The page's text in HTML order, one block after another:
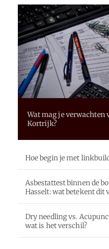
Wat mag je verwachten
Kortrijk?
Hoe begin je met
Asbestattest binnen de
Hasselt: wat betekent dit
Dry needling vs.
wat is het verschil?